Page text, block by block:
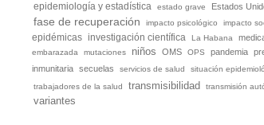
epidemiología y estadística estado grave Estados
fase de recuperación impacto psicológico impacto
epidémicas
investigación científica La Habana
embarazada
mutaciones niños OMS OPS pandemia
inmunitaria
secuelas servicios de salud situación
trabajadores de la salud transmisibilidad transmisión
variantes